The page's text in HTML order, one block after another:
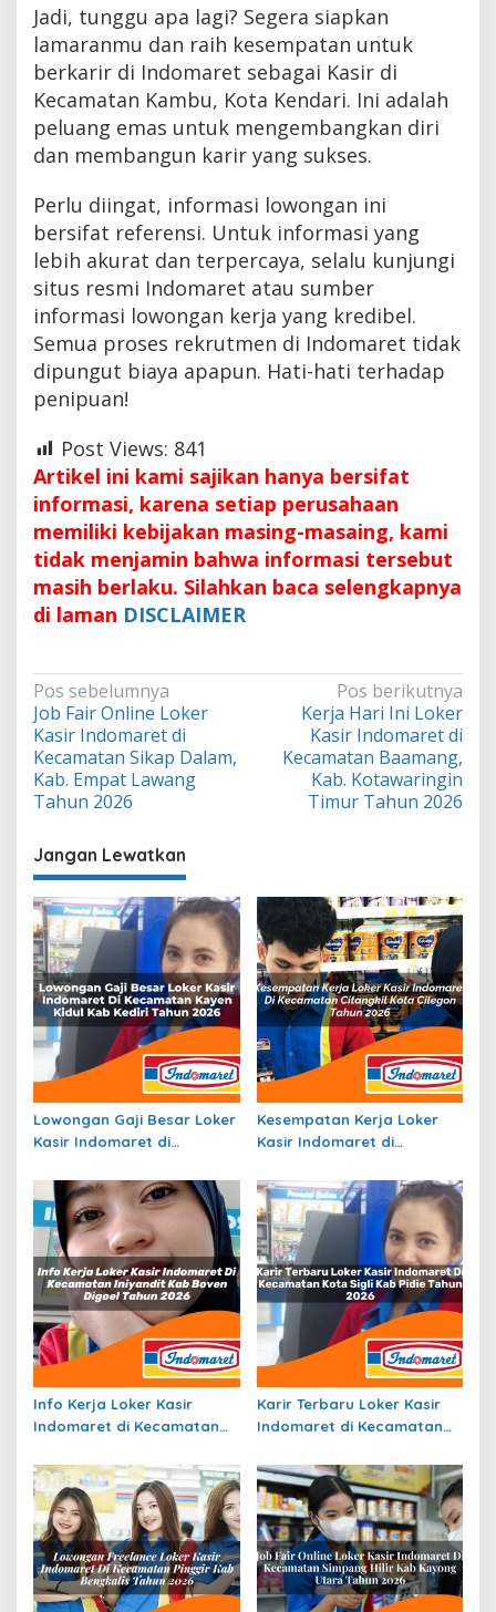
Jadi, tunggu apa lagi? Segera siapkan
lamaranmu dan raih kesempatan untuk
berkarir di Indomaret sebagai Kasir di
Kecamatan Kambu, Kota Kendari. Ini adalah
peluang emas untuk mengembangkan diri
dan membangun karir yang sukses.
Perlu diingat, informasi lowongan ini
bersifat referensi. Untuk informasi yang
lebih akurat dan terpercaya, selalu kunjungi
situs resmi Indomaret atau sumber
informasi lowongan kerja yang kredibel.
Semua proses rekrutmen di Indomaret tidak
dipungut biaya apapun. Hati-hati terhadap
penipuan!
Post Views: 841
Artikel ini kami sajikan hanya bersifat
informasi, karena setiap perusahaan
memiliki kebijakan masing-masaing, kami
tidak menjamin bahwa informasi tersebut
masih berlaku. Silahkan baca selengkapnya
di laman DISCLAIMER
Navigasi
pos
Pos sebelumnya
Job Fair Online Loker
Kasir Indomaret di
Kecamatan Sikap Dalam,
Kab. Empat Lawang
Tahun 2026
Pos berikutnya
Kerja Hari Ini Loker
Kasir Indomaret di
Kecamatan Baamang,
Kab. Kotawaringin
Timur Tahun 2026
Jangan Lewatkan
Lowongan Gaji Besar Loker
Kasir Indomaret di
Kab. Kediri Tahun 2026
Kesempatan Kerja Loker
Kasir Indomaret di
Cilegon Tahun 2026
Info Kerja Loker Kasir
Indomaret di Kecamatan
Tahun 2026
Karir Terbaru Loker Kasir
Indomaret di Kecamatan
2026